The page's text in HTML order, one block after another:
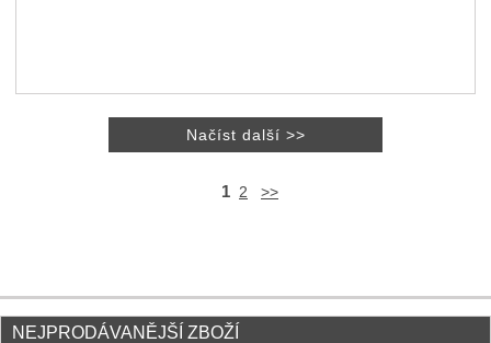
1 2 >>
NEJPRODÁVANĚJŠÍ ZBOŽÍ